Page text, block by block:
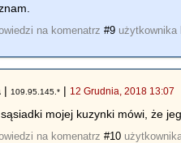
na komenatrz#9 użytkownika
|109.95.145.* | 12 Grudnia, 2018 13:07
mojej kuzynki mówi, że
na komenatrz#10